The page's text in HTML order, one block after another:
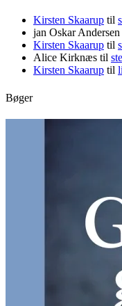
Kirsten Skaarup til
jan Oskar Andersen
Kirsten Skaarup til
Alice Kirknæs til
Kirsten Skaarup til
Bøger